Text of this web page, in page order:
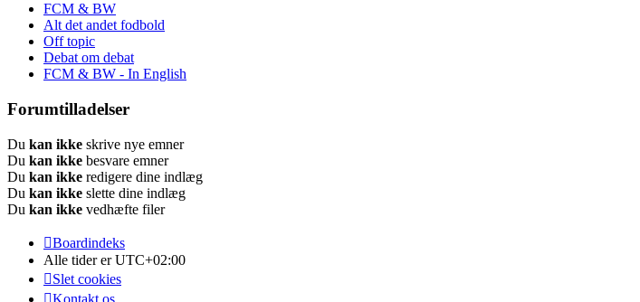
FCM & BW
Alt det andet fodbold
Off topic
Debat om debat
FCM & BW - In English
Forumtilladelser
Du kan ikke skrive nye emner
Du kan ikke besvare emner
Du kan ikke redigere dine indlæg
Du kan ikke slette dine indlæg
Du kan ikke vedhæfte filer
Boardindeks
Alle tider erUTC+02:00
Slet cookies
Kontakt os